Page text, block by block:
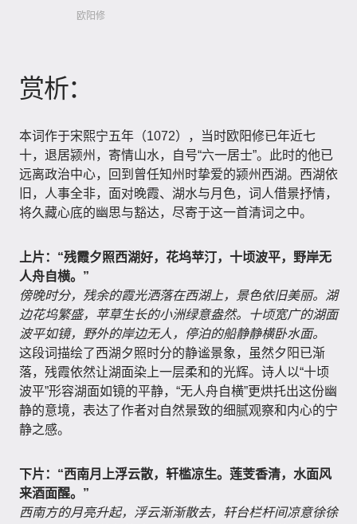
欧阳修
赏析：
本词作于宋熙宁五年（1072），当时欧阳修已年近七
十，退居颍州，寄情山水，自号“六一居士”。此时的他已
远离政治中心，回到曾任知州时挚爱的颍州西湖。西湖依
旧，人事全非，面对晚霞、湖水与月色，词人借景抒情，
将久藏心底的幽思与豁达，尽寄于这一首清词之中。
上片：“残霞夕照西湖好，花坞苹汀，十顷波平，野岸无
人舟自横。”
傍晚时分，残余的霞光洒落在西湖上，景色依旧美丽。湖
边花坞繁盛，苹草生长的小洲绿意盎然。十顷宽广的湖面
波平如镜，野外的岸边无人，停泊的船静静横卧水面。
这段词描绘了西湖夕照时分的静谧景象，虽然夕阳已渐
落，残霞依然让湖面染上一层柔和的光辉。诗人以“十顷
波平”形容湖面如镜的平静，“无人舟自横”更烘托出这份幽
静的意境，表达了作者对自然景致的细腻观察和内心的宁
静之感。
下片：“西南月上浮云散，轩槛凉生。莲芰香清，水面风
来酒面醒。”
西南方的月亮升起，浮云渐渐散去，轩台栏杆间凉意徐徐